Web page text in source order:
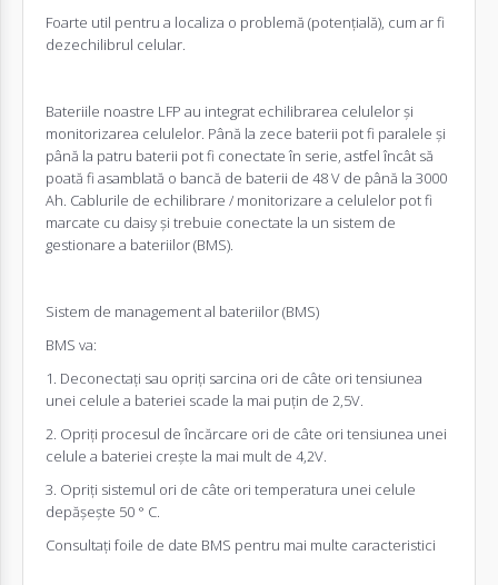
Foarte util pentru a localiza o problemă (potențială), cum ar fi
dezechilibrul celular.
Bateriile noastre LFP au integrat echilibrarea celulelor și
monitorizarea celulelor. Până la zece baterii pot fi paralele și
până la patru baterii pot fi conectate în serie, astfel încât să
poată fi asamblată o bancă de baterii de 48 V de până la 3000
Ah. Cablurile de echilibrare / monitorizare a celulelor pot fi
marcate cu daisy și trebuie conectate la un sistem de
gestionare a bateriilor (BMS).
Sistem de management al bateriilor (BMS)
BMS va:
1. Deconectați sau opriți sarcina ori de câte ori tensiunea
unei celule a bateriei scade la mai puțin de 2,5V.
2. Opriți procesul de încărcare ori de câte ori tensiunea unei
celule a bateriei crește la mai mult de 4,2V.
3. Opriți sistemul ori de câte ori temperatura unei celule
depășește 50 ° C.
Consultați foile de date BMS pentru mai multe caracteristici